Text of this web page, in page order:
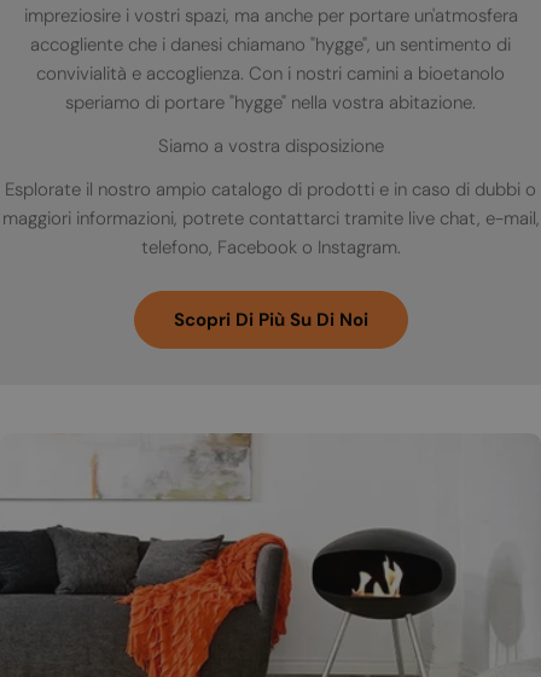
impreziosire i vostri spazi, ma anche per portare un'atmosfera
accogliente che i danesi chiamano "hygge", un sentimento di
convivialità e accoglienza. Con i nostri camini a bioetanolo
speriamo di portare "hygge" nella vostra abitazione.
Siamo a vostra disposizione
Esplorate il nostro ampio catalogo di prodotti e in caso di dubbi o
maggiori informazioni, potrete contattarci tramite live chat, e-mail,
telefono, Facebook o Instagram.
Scopri Di Più Su Di Noi